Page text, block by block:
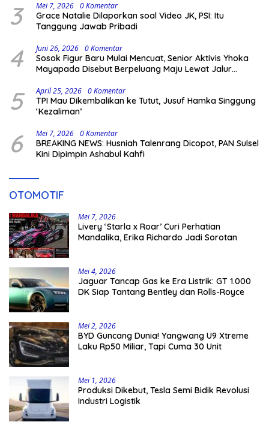
3 Mei 7, 2026 0 Komentar
Grace Natalie Dilaporkan soal Video JK, PSI: Itu
Tanggung Jawab Pribadi
4 Juni 26, 2026 0 Komentar
Sosok Figur Baru Mulai Mencuat, Senior Aktivis Yhoka
Mayapada Disebut Berpeluang Maju Lewat Jalur
5 April 25, 2026 0 Komentar
TPI Mau Dikembalikan ke Tutut, Jusuf Hamka Singgung
‘Kezaliman’
6 Mei 7, 2026 0 Komentar
BREAKING NEWS: Husniah Talenrang Dicopot, PAN Sulsel
Kini Dipimpin Ashabul Kahfi
OTOMOTIF
Mei 7, 2026
Livery ‘Starla x Roar’ Curi Perhatian
Mandalika, Erika Richardo Jadi Sorotan
Mei 4, 2026
Jaguar Tancap Gas ke Era Listrik: GT 1.000
DK Siap Tantang Bentley dan Rolls-Royce
Mei 2, 2026
BYD Guncang Dunia! Yangwang U9 Xtreme
Laku Rp50 Miliar, Tapi Cuma 30 Unit
Mei 1, 2026
Produksi Dikebut, Tesla Semi Bidik Revolusi
Industri Logistik